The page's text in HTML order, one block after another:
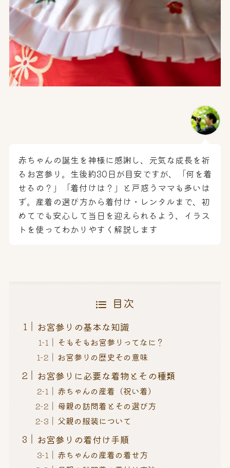
赤ちゃんの誕生を神様に感謝し、元気な成長を祈
るお宮参り。生後約30日が目安ですが、「何を着
せるの？」「着付けは？」と戸惑うママも多いは
ず。産着の選び方から着付け・レンタルまで、初
めてでも安心して当日を迎えられるよう、イラス
トを使ってわかりやすく解説します
目次
お宮参りの基本な知識
そもそもお宮参りってなに？
お宮参りの歴史その意味
お宮参りに必要な着物とその種類
赤ちゃんの産着（祝い着）
母親の訪問着とその選び方
父親の服装について
お宮参りの着付け手順
赤ちゃんの産着の着せ方